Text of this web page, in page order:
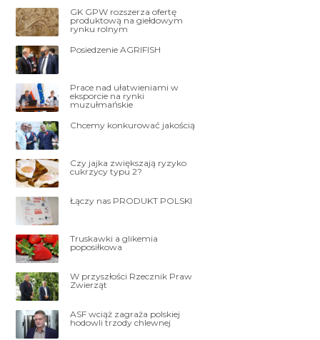
GK GPW rozszerza ofertę
produktową na giełdowym
rynku rolnym
Posiedzenie AGRIFISH
Prace nad ułatwieniami w
eksporcie na rynki
muzułmańskie
Chcemy konkurować jakością
Czy jajka zwiększają ryzyko
cukrzycy typu 2?
Łączy nas PRODUKT POLSKI
Truskawki a glikemia
poposiłkowa
W przyszłości Rzecznik Praw
Zwierząt
ASF wciąż zagraża polskiej
hodowli trzody chlewnej